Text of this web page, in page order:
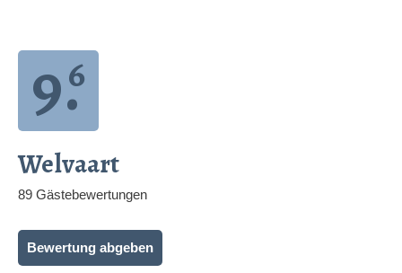
9.
6
Welvaart
89 Gästebewertungen
Bewertung abgeben